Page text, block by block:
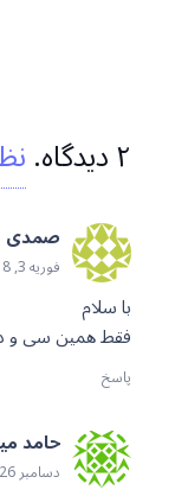
۲دیدگاه.
صمدی
فوریه 3, 2018 11:00 ق.ظ
با سلام
فقط همین سی و دو
پاسخ
حامد
دسامبر 26, 2017 1:52 ب.ظ